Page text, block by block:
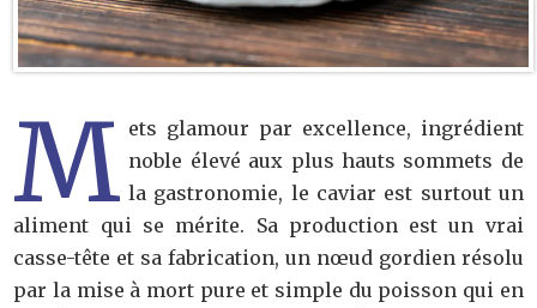
M ets glamour par excellence, ingrédient
noble élevé aux plus hauts sommets de
la gastronomie, le caviar est surtout un
aliment qui se mérite. Sa production est un vrai
casse-tête et sa fabrication, un nœud gordien résolu
par la mise à mort pure et simple du poisson qui en